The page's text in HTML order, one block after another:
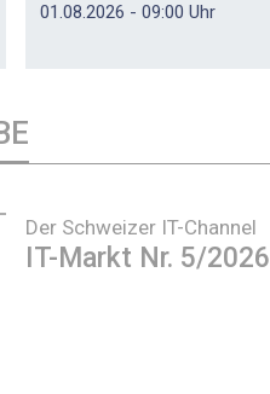
01.08.2026 - 09:00 Uhr
Der Schweizer IT-Channel
IT-Markt Nr. 5/2026